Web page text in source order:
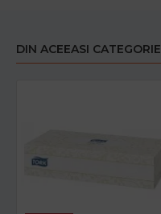
DIN ACEEASI CATEGORIE